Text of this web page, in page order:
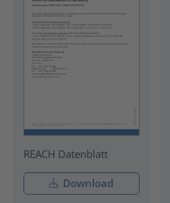
REACH Datenblatt
Download